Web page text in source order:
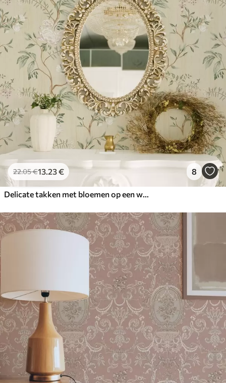
22.05€13.23€ 8
Delicate takken met bloemen op een warme crèmekleurige achtergrond